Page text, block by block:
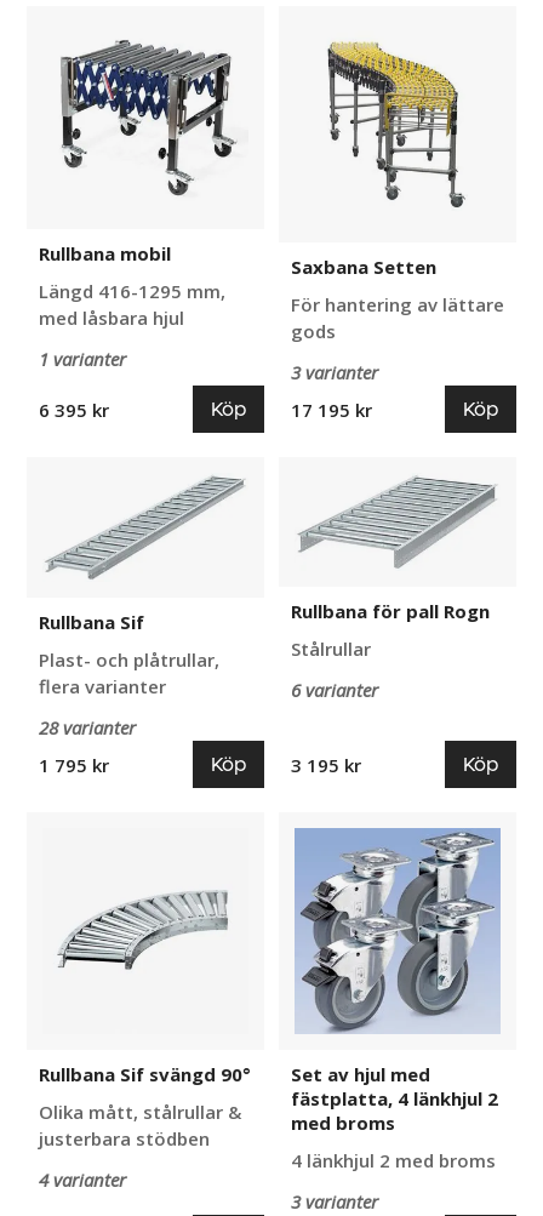
Rullbana mobil
Längd 416-1295 mm,
med låsbara hjul
1 varianter
6 395 kr Köp
Setten
Saxbana Setten
För hantering av lättare
gods
3 varianter
17 195 kr
Köp
Rullbana Sif
Plast- och plåtrullar,
flera varianter
28 varianter
1 795 kr
Köp
pall
Rogn
Rullbana för pall Rogn
Stålrullar
6 varianter
3 195 kr Köp
Rullbana Sif svängd 90°
Olika mått, stålrullar &
justerbara stödben
4 varianter
Set
med
fästplatta,
länkhjul
med
broms
Set av hjul med
fästplatta, 4 länkhjul 2
med broms
4 länkhjul 2 med broms
3 varianter